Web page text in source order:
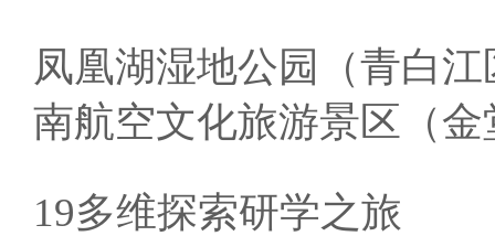
凤凰湖湿地公园（青白
南航空文化旅游景区（
19多维探索研学之旅